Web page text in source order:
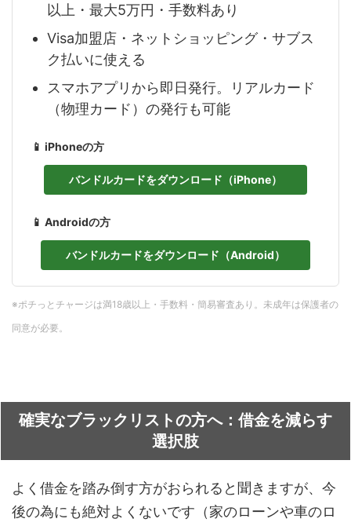
以上・最大5万円・手数料あり
Visa加盟店・ネットショッピング・サブス
ク払いに使える
スマホアプリから即日発行。リアルカード
（物理カード）の発行も可能
📱 iPhoneの方
バンドルカードをダウンロード（iPhone）
📱 Androidの方
バンドルカードをダウンロード（Android）
※ポチっとチャージは満18歳以上・手数料・簡易審査あり。未成年は保護者の
同意が必要。
確実なブラックリストの方へ：借金を減らす
選択肢
よく借金を踏み倒す方がおられると聞きますが、今
後の為にも絶対よくないです（家のローンや車のロ